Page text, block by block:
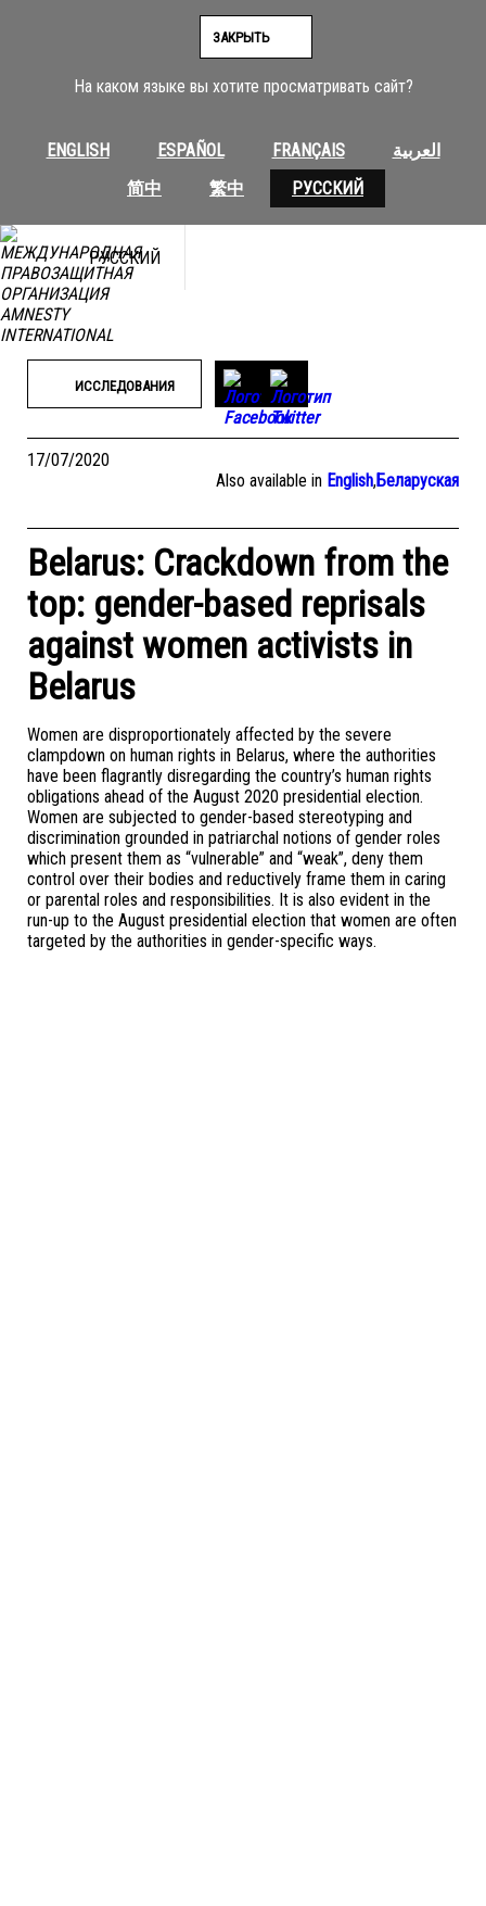
На каком языке вы хотите просматривать сайт?
ENGLISH ESPAÑOL FRANÇAIS
العربية
简中
繁中 РУССКИЙ
ЗАКРЫТЬ
РУССКИЙ
ИССЛЕДОВАНИЯ
17/07/2020
Also available in English,Беларуская
Belarus: Crackdown from the
top: gender-based reprisals
against women activists in
Belarus
Women are disproportionately affected by the severe
clampdown on human rights in Belarus, where the authorities
have been flagrantly disregarding the country’s human rights
obligations ahead of the August 2020 presidential election.
Women are subjected to gender-based stereotyping and
discrimination grounded in patriarchal notions of gender roles
which present them as “vulnerable” and “weak”, deny them
control over their bodies and reductively frame them in caring
or parental roles and responsibilities. It is also evident in the
run-up to the August presidential election that women are often
targeted by the authorities in gender-specific ways.